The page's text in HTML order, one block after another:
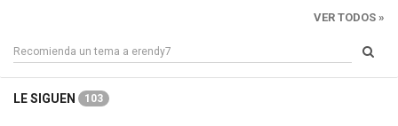
VER TODOS »
LE SIGUEN 103